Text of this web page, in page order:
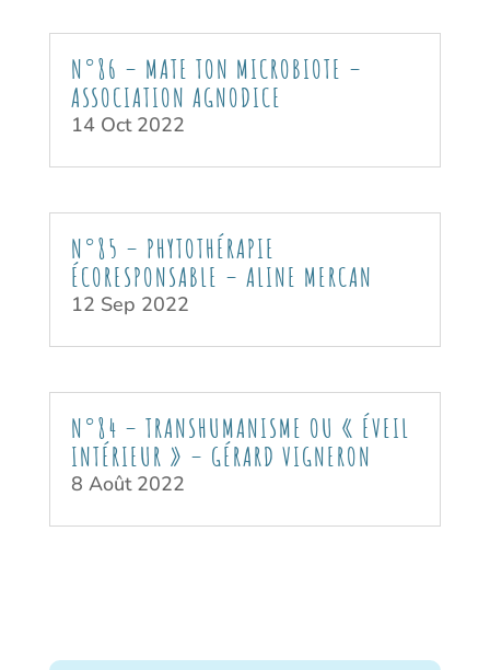
N°86 – MATE TON MICROBIOTE –
ASSOCIATION AGNODICE
14 Oct 2022
N°85 – PHYTOTHÉRAPIE
ÉCORESPONSABLE – ALINE MERCAN
12 Sep 2022
N°84 – TRANSHUMANISME OU « ÉVEIL
INTÉRIEUR » – GÉRARD VIGNERON
8 Août 2022